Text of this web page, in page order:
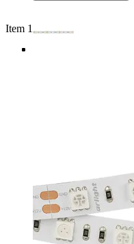
Item 1 of 4